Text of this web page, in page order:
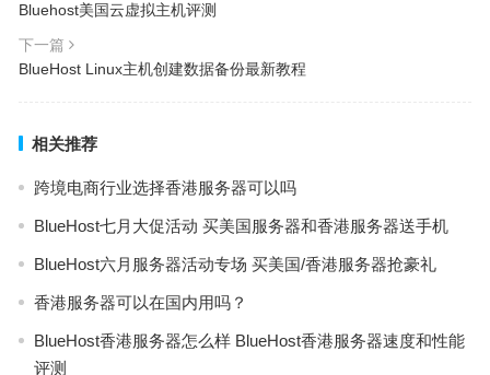
Bluehost美国云虚拟主机评测
下一篇
BlueHost Linux主机创建数据备份最新教程
相关推荐
跨境电商行业选择香港服务器可以吗
BlueHost七月大促活动 买美国服务器和香港服务器送手机
BlueHost六月服务器活动专场 买美国/香港服务器抢豪礼
香港服务器可以在国内用吗？
BlueHost香港服务器怎么样 BlueHost香港服务器速度和性能
评测